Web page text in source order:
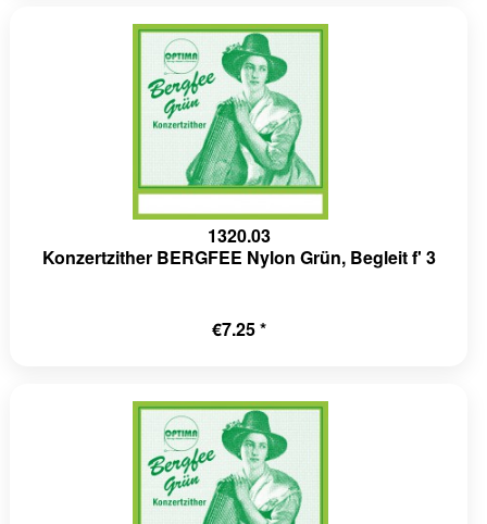
1320.03
Konzertzither BERGFEE Nylon Grün, Begleit f' 3
€7.25 *